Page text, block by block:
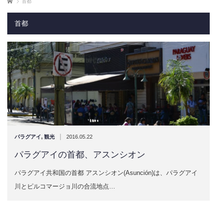
首都
首都
パラグアイ, 観光 | 2016.05.22
パラグアイの首都、アスンシオン
パラグアイ共和国の首都 アスンシオン(Asunción)は、パラグアイ
川とピルコマージョ川の合流地点…